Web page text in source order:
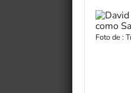
Foto de :